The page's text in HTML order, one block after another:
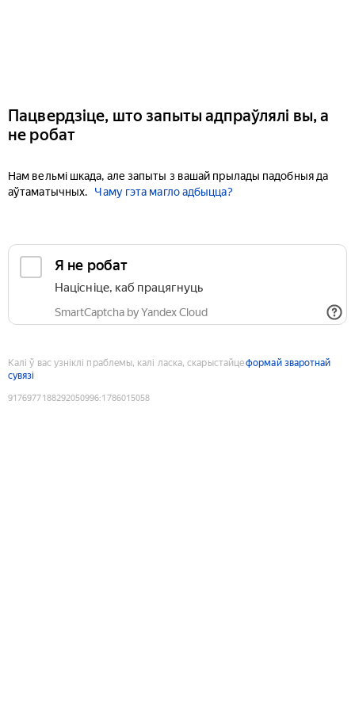
Пацвердзіце, што запыты адпраўлялі вы, а
не робат
Нам вельмі шкада, але запыты з вашай прылады падобныя да
аўтаматычных.
Чаму гэта магло адбыцца?
Я не робат
Націсніце, каб працягнуць
SmartCaptcha by Yandex Cloud
Калі ў вас узніклі праблемы, калі ласка, скарыстайцеформай зваротнай
сувязі
9176977188292050996:1786015058